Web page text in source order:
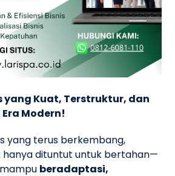
yang Kuat, Terstruktur, dan
Modern!
yang terus berkembang,
hanya dituntut untuk bertahan—
beradaptasi,